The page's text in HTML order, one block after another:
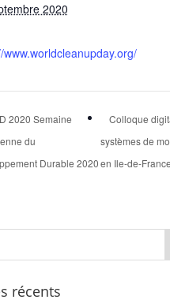
2020
www.worldcleanupday.org/
2020 Semaine
du
Durable 2020
Colloque
systèmes de
en Ile-de-France
récents